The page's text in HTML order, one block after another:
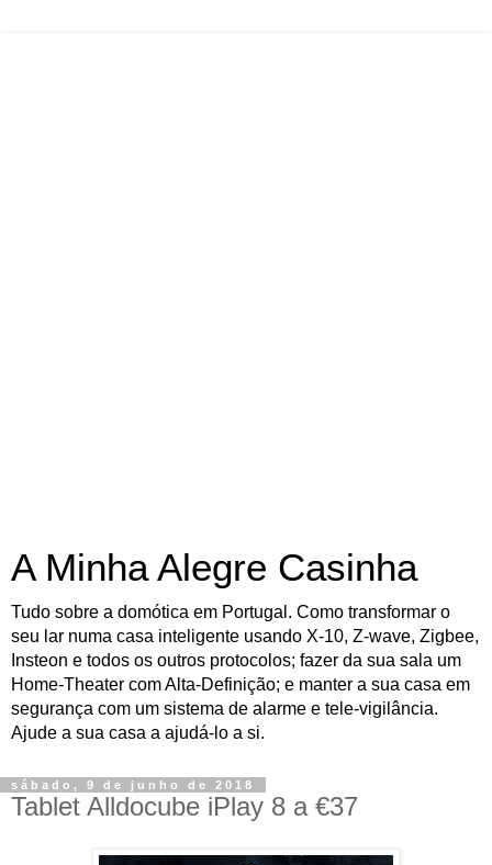
A Minha Alegre Casinha
Tudo sobre a domótica em Portugal. Como transformar o
seu lar numa casa inteligente usando X-10, Z-wave, Zigbee,
Insteon e todos os outros protocolos; fazer da sua sala um
Home-Theater com Alta-Definição; e manter a sua casa em
segurança com um sistema de alarme e tele-vigilância.
Ajude a sua casa a ajudá-lo a si.
sábado, 9 de junho de 2018
Tablet Alldocube iPlay 8 a €37